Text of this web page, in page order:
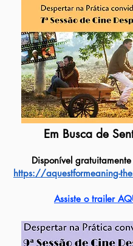
Em Busca de
Disponível
https://aquestformeaning-
Assiste o trailer